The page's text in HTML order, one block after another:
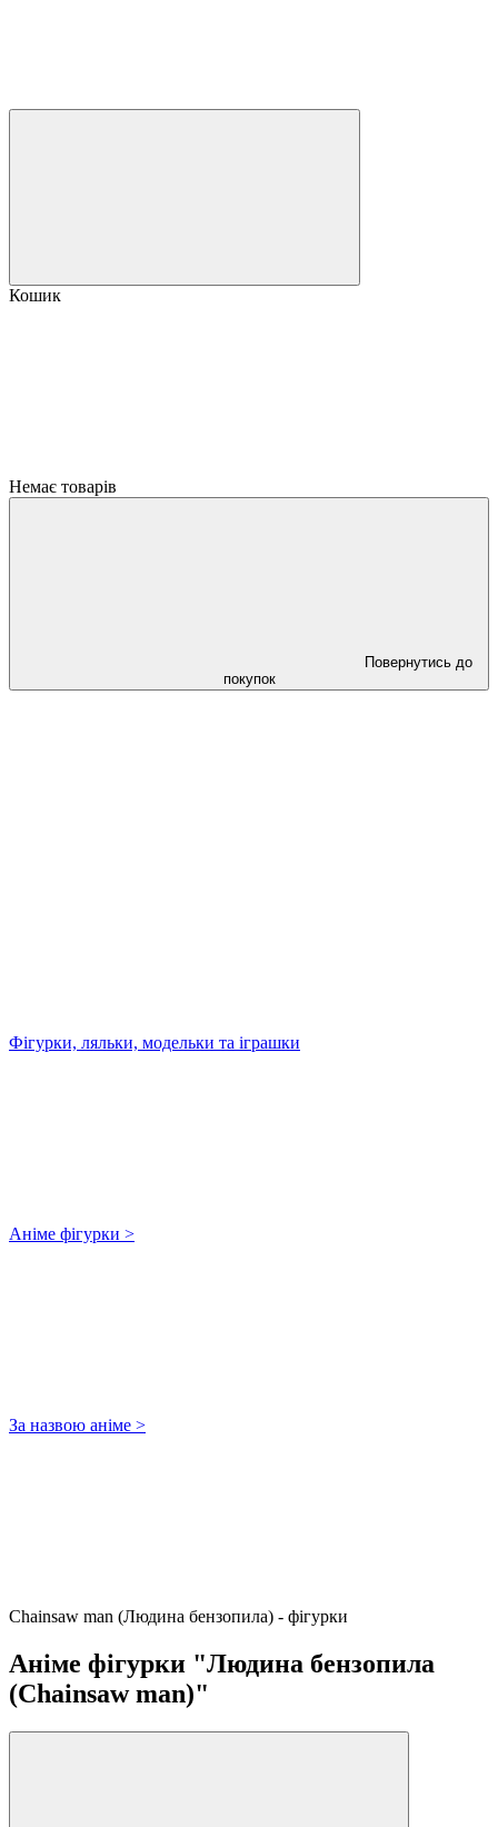
Кошик
Немає товарів
Повернутись до
покупок
Фігурки, ляльки, модельки та іграшки
Аніме фігурки >
За назвою аніме >
Chainsaw man (Людина бензопила) - фігурки
Аніме фігурки "Людина бензопила
(Chainsaw man)"